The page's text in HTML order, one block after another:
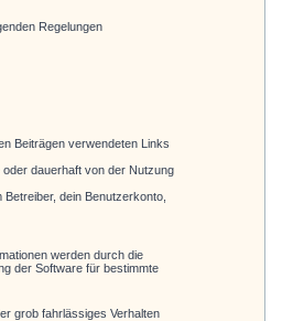
Regelungen
Beiträgen verwendeten Links
dauerhaft von der Nutzung
dein Benutzerkonto,
werden durch die
der Software für bestimmte
grob fahrlässiges Verhalten